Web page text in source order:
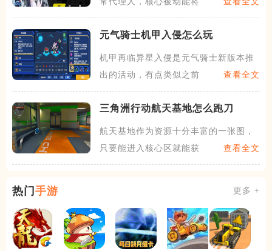
元气骑士机甲入侵怎么玩
机甲再临异星入侵是元气骑士新版本推
出的活动，有点类似之前的机
查看全文
三角洲行动航天基地怎么跑刀
航天基地作为资源十分丰富的一张图，
只要能进入核心区就能获得不
查看全文
热门手游 更多 +